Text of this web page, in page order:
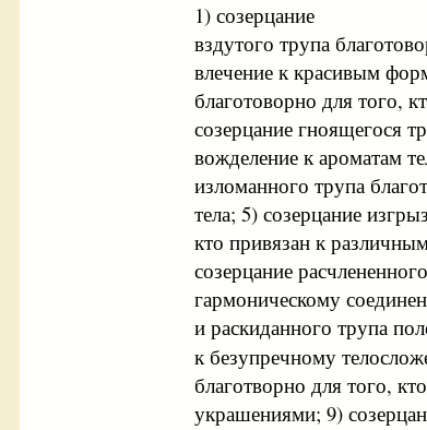
1) созерцание
вздутого трупа
влечение к красивым
благотоворно для того,
созерцание гноящегося
вожделение к ароматам
изломанного трупа
тела; 5) созерцание
кто привязан к
созерцание
гармоническому
и раскиданного трупа
к безупречному
благотворно для того,
украшениями; 9)